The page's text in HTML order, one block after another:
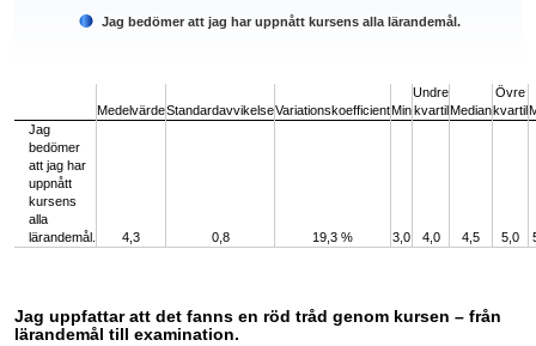
Jag bedömer att jag har uppnått kursens alla lärandemål.
MedelvärdeStandardavvikelseVariationskoefficientMin
Undre
kvartilMedian
Övre
kvartil
Jag
bedömer
att jag har
uppnått
kursens
alla
lärandemål.
4,3 0,8 19,3 % 3,0 4,0 4,5 5,0
Jag uppfattar att det fanns en röd tråd genom kursen – från
lärandemål till examination.